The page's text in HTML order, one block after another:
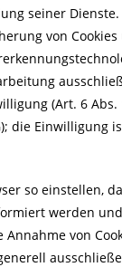
seiner
von Cookies
(Art. 6 Abs.
die Einwilligung
so einstellen,
werden
Annahme von